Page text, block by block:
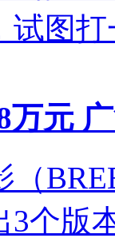
试图
万元
（
个版